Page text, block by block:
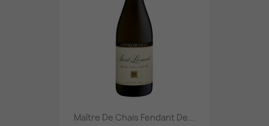
Maître De Chais Fendant De...